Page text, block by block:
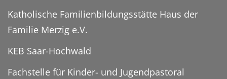
Katholische Familienbildungsstätte Haus der
Familie Merzig e.V.
KEB Saar-Hochwald
Fachstelle für Kinder- und Jugendpastoral